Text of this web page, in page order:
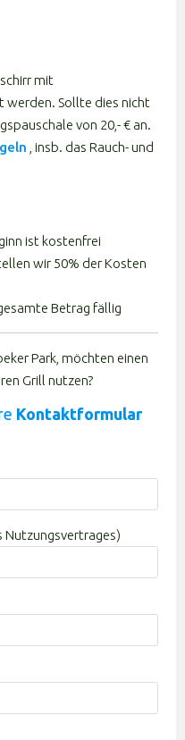
mit
werden. Sollte dies nicht
von 20,- € an.
, insb. das Rauch- und
ist kostenfrei
wir 50% der Kosten
Betrag fällig
Park, möchten einen
Grill nutzen?
Kontaktformular
Nutzungsvertrages)